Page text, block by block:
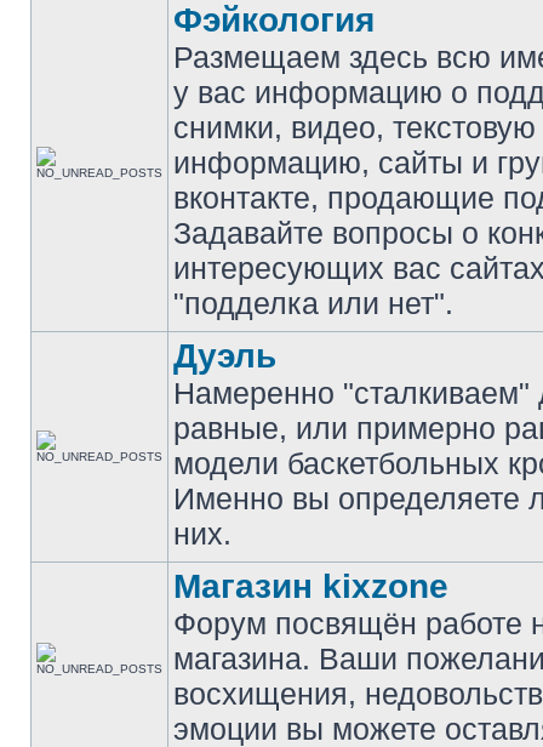
Фэйкология
Размещаем здесь всю
у вас информацию о
снимки, видео, текстовую
информацию, сайты и
вконтакте, продающие
Задавайте вопросы о
интересующих вас
"подделка или нет".
Дуэль
Намеренно "сталкиваем"
равные, или примерно
модели баскетбольных
Именно вы определяете
них.
Магазин kixzone
Форум посвящён работе
магазина. Ваши
восхищения,
эмоции вы можете